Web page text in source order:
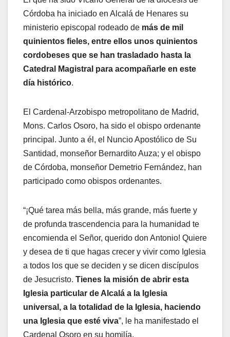
Córdoba ha iniciado en Alcalá de Henares su
ministerio episcopal rodeado de más de mil
quinientos fieles, entre ellos unos quinientos
cordobeses que se han trasladado hasta la
Catedral Magistral para acompañarle en este
día histórico.
El Cardenal-Arzobispo metropolitano de Madrid,
Mons. Carlos Osoro, ha sido el obispo ordenante
principal. Junto a él, el Nuncio Apostólico de Su
Santidad, monseñor Bernardito Auza; y el obispo
de Córdoba, monseñor Demetrio Fernández, han
participado como obispos ordenantes.
“¡Qué tarea más bella, más grande, más fuerte y
de profunda trascendencia para la humanidad te
encomienda el Señor, querido don Antonio! Quiere
y desea de ti que hagas crecer y vivir como Iglesia
a todos los que se deciden y se dicen discípulos
de Jesucristo. Tienes la misión de abrir esta
Iglesia particular de Alcalá a la Iglesia
universal, a la totalidad de la Iglesia, haciendo
una Iglesia que esté viva”, le ha manifestado el
Cardenal Osoro en su homilía.